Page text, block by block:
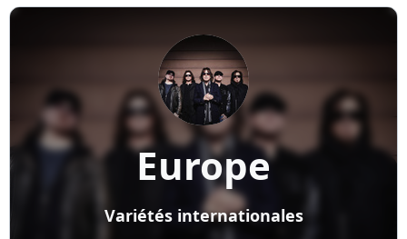
Europe
Variétés internationales